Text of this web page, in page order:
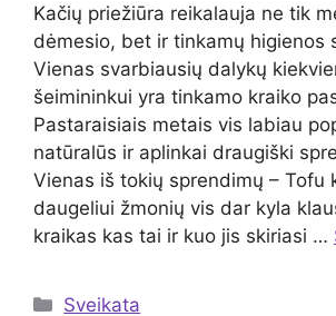
Kačių priežiūra reikalauja ne tik
dėmesio, bet ir tinkamų higienos
Vienas svarbiausių dalykų
šeimininkui yra tinkamo kraiko
Pastaraisiais metais vis labiau
natūralūs ir aplinkai draugiški
Vienas iš tokių sprendimų – Tofu
daugeliui žmonių vis dar kyla
kraikas kas tai ir kuo jis skiriasi …
Kategorijos
Sveikata